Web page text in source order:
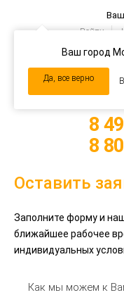
Ваш город
Да, все верно
Войти
navigation
8
8
Оставить
Заполните форму и
ближайшее рабочее
индивидуальных
Как мы можем к